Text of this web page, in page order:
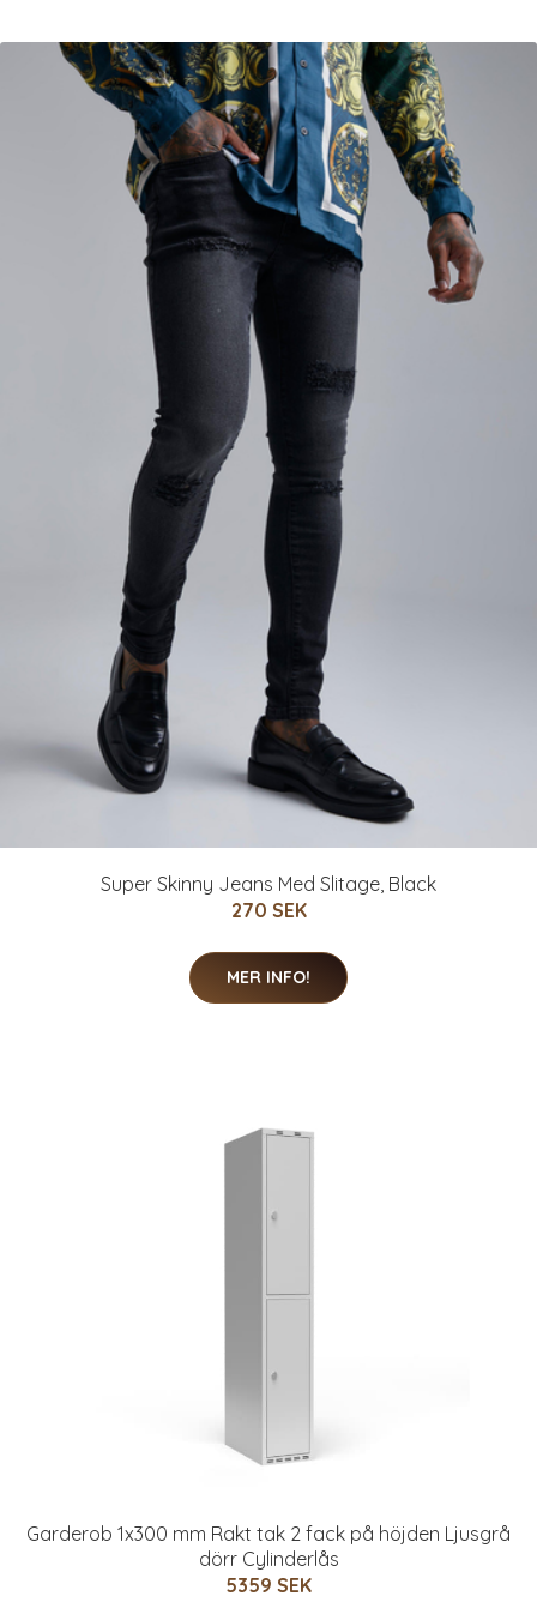
Super Skinny Jeans Med Slitage, Black
270 SEK
MER INFO!
Garderob 1x300 mm Rakt tak 2 fack på höjden Ljusgrå
dörr Cylinderlås
5359 SEK